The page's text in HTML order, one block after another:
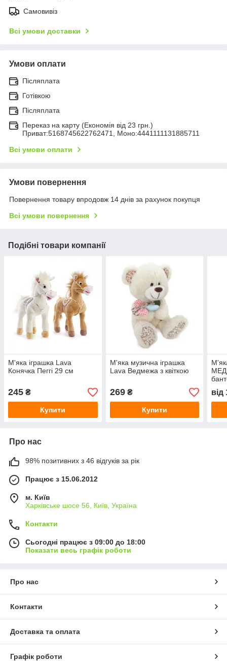
Самовивіз
Всі умови доставки
Умови оплати
Післяплата
Готівкою
Післяплата
Переказ на карту (Економія від 23 грн.)
Приват:5168745622762471, Моно:4441111131885711
Всі умови оплати
Умови повернення
Повернення товару впродовж 14 днів за рахунок покупця
Всі умови повернення
Подібні товари компанії
М'яка іграшка Lava
Конячка Пеггі 29 см
245 ₴
Купити
М'яка музична іграшка
Lava Ведмежа з квіткою
269₴
Купити
від
Про нас
98% позитивних з 46 відгуків за рік
Працює з 15.06.2012
м. Київ
Харківське шосе 56, Київ, Україна
Контакти
Сьогодні працює з 09:00 до 18:00
Показати весь графік роботи
Про нас
Контакти
Доставка та оплата
Графік роботи